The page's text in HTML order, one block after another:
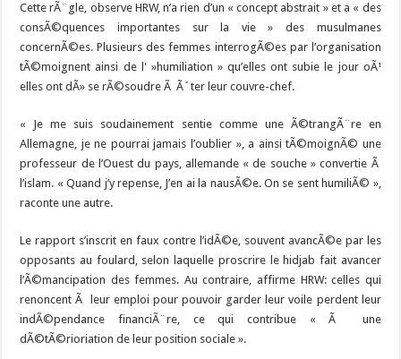
Cette rÃ¨gle, observe HRW, n’a rien d’un « concept abstrait » et a « des
consÃ©quences importantes sur la vie » des musulmanes
concernÃ©es. Plusieurs des femmes interrogÃ©es par l’organisation
tÃ©moignent ainsi de l' »humiliation » qu’elles ont subie le jour oÃ¹
elles ont dÃ» se rÃ©soudre Ã Ã´ter leur couvre-chef.
« Je me suis soudainement sentie comme une Ã©trangÃ¨re en
Allemagne, je ne pourrai jamais l’oublier », a ainsi tÃ©moignÃ© une
professeur de l’Ouest du pays, allemande « de souche » convertie Ã
l’islam. « Quand j’y repense, J’en ai la nausÃ©e. On se sent humiliÃ© »,
raconte une autre.
Le rapport s’inscrit en faux contre l’idÃ©e, souvent avancÃ©e par les
opposants au foulard, selon laquelle proscrire le hidjab fait avancer
l’Ã©mancipation des femmes. Au contraire, affirme HRW: celles qui
renoncent Ã leur emploi pour pouvoir garder leur voile perdent leur
indÃ©pendance financiÃ¨re, ce qui contribue « Ã une
dÃ©tÃ©rioriation de leur position sociale ».